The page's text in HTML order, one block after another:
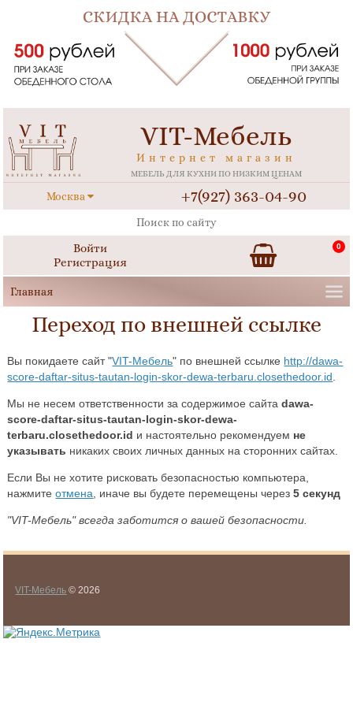
VIT-Мебель
Интернет магазин
МЕБЕЛЬ ДЛЯ КУХНИ ПО НИЗКИМ ЦЕНАМ
Москва +7(927) 363-04-90
Войти
Регистрация
0
Переход по внешней ссылке
Вы покидаете сайт "VIT-Мебель" по внешней ссылке http://dawa-
score-daftar-situs-tautan-login-skor-dewa-terbaru.closethedoor.id
Мы не несем ответственности за содержимое сайтаdawa-
score-daftar-situs-tautan-login-skor-dewa-
terbaru.closethedoor.id и настоятельно рекомендуем не
указывать никаких своих личных данных на сторонних сайтах.
Если Вы не хотите рисковать безопасностью компьютера,
нажмитеотмена , иначе вы будете перемещены через5 секунд
"VIT-Мебель" всегда заботится о вашей безопасности.
VIT-Мебель © 2026